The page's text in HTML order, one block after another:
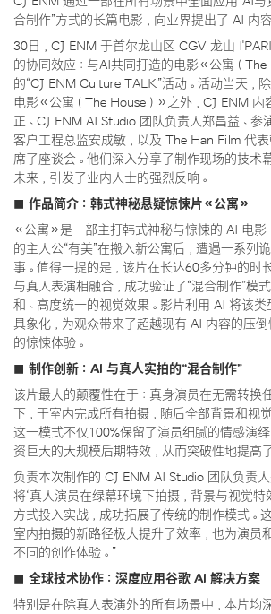
合制作”方式的长篇电影，向业界提出了 AI 内
30日，CJ ENM 于首尔龙山区 CGV 龙山
的协同效应：与AI共同打造的电影《公寓（The
的“CJ ENM Culture TALK”活动。活动当天，
电影《公寓（The House）》之外，CJ ENM
正、CJ ENM AI Studio 团队负责人郑昌益、参
客户工程总监安成敏，以及 The Han Film 代
席了座谈会。他们深入分享了制作现场的技术
未来，引发了业内人士的强烈反响。
■ 作品简介：韩式神秘悬疑惊悚片《公寓》
《公寓》是一部主打韩式神秘与惊悚的 AI 电
的主人公“有美”在搬入新公寓后，遭遇一系列
事。值得一提的是，该片在长达60多分钟的时
与真人表演相融合，成功验证了“混合制作”模
和、高度统一的视觉效果。影片利用 AI 将该
具象化，为观众带来了超越现有 AI 内容的压
的惊悚体验。
■ 制作创新：AI 与真人实拍的“混合制作”
该片最大的颠覆性在于：真身演员在无需转换
下，于室内完成所有拍摄，随后全部背景和视
这一模式不仅100%保留了演员细腻的情感演
资巨大的大规模后期特效，从而突破性地提高
负责本次制作的 CJ ENM AI Studio 团队负责
将‘真人演员在绿幕环境下拍摄，背景与视觉特
方式投入实战，成功拓展了传统的制作模式。
室内拍摄的新路径极大提升了效率，也为演员
不同的创作体验。”
■ 全球技术协作：深度应用谷歌 AI 解决方案
特别是在除真人表演外的所有场景中，本片均